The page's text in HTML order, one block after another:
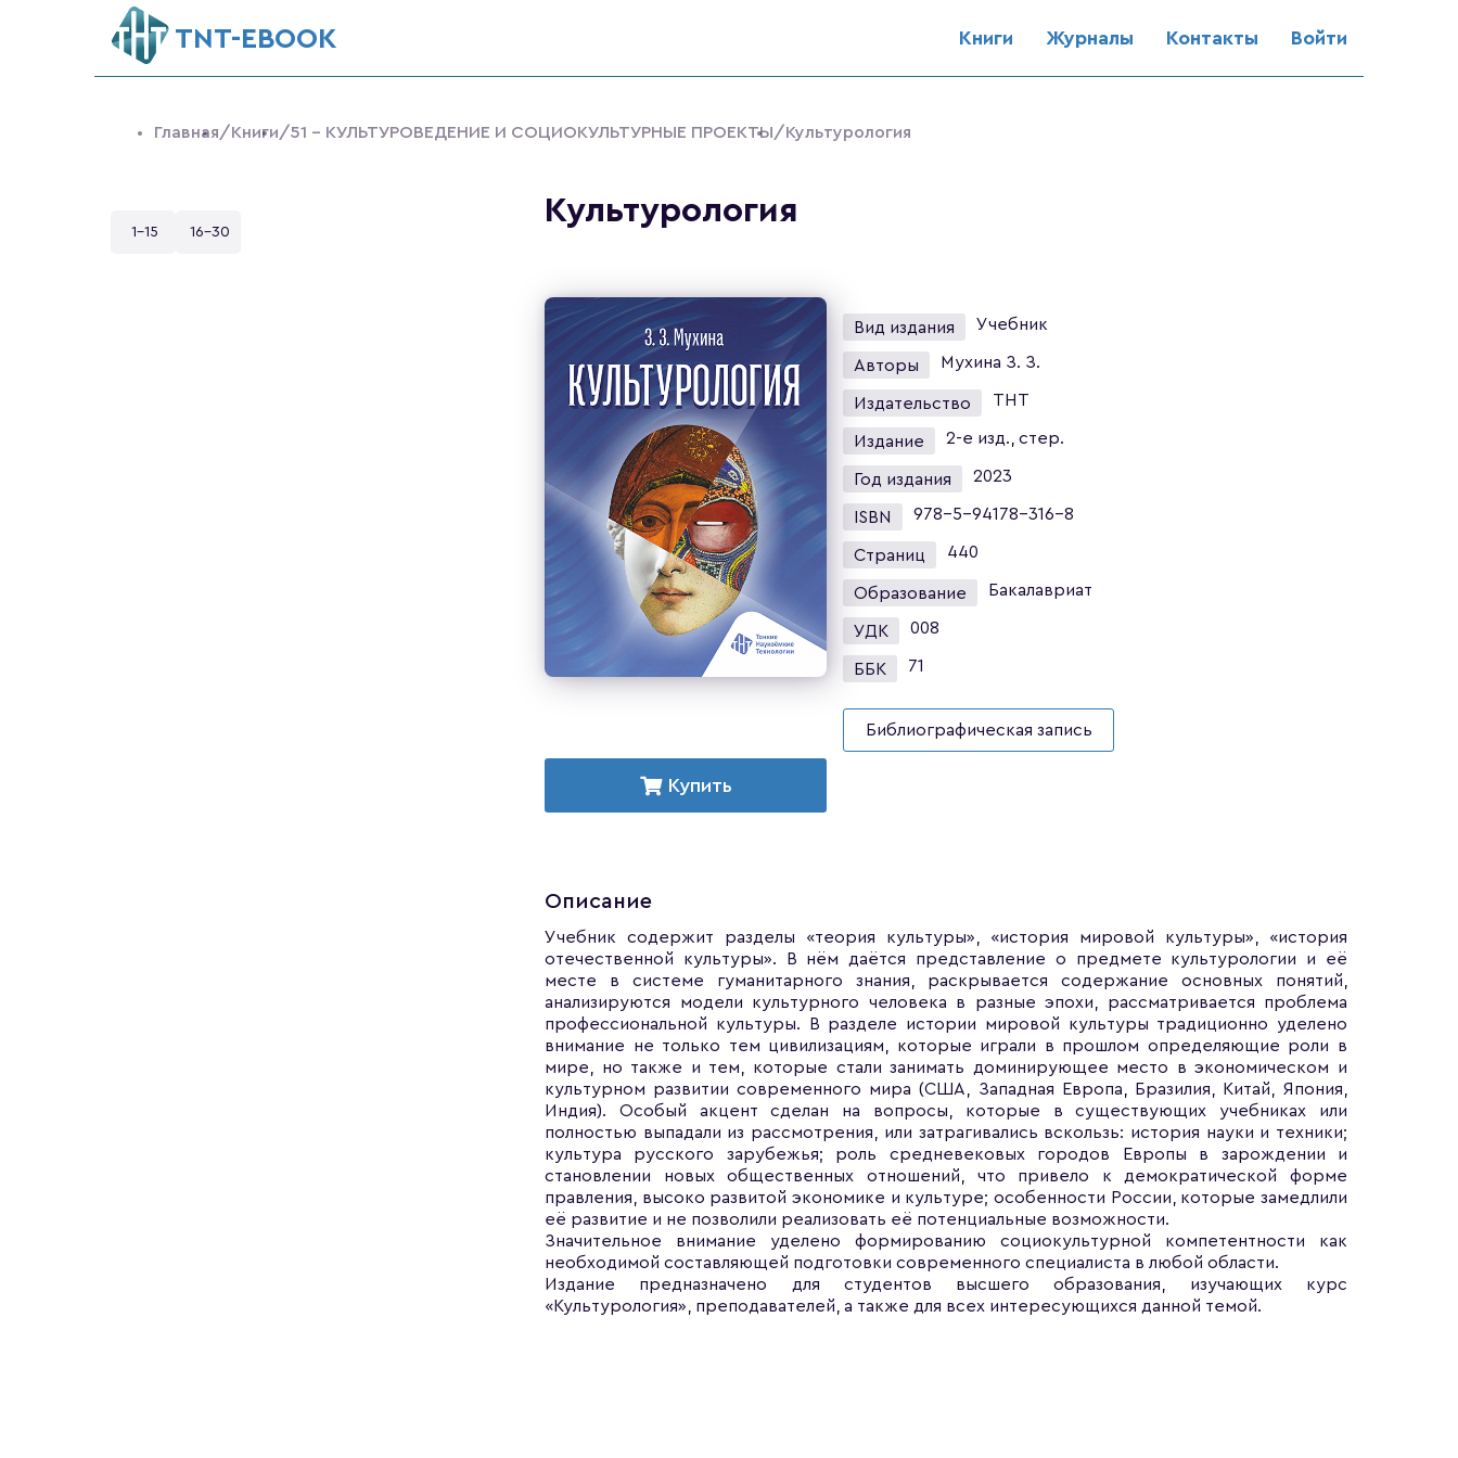
ТNT-EBOOK Книги Журналы Контакты Войти
Главная/Книги/51 - КУЛЬТУРОВЕДЕНИЕ И СОЦИОКУЛЬТУРНЫЕ ПРОЕКТЫ/Культурология
1-15 16-30
Культурология
Купить
Вид издания Учебник
Авторы Мухина З. З.
Издательство ТНТ
Издание 2-е изд., стер.
Год издания 2023
ISBN 978-5-94178-316-8
Страниц 440
Образование Бакалавриат
УДК 008
ББК 71
Библиографическая запись
Описание
Учебник содержит разделы «теория культуры», «история мировой культуры», «история
отечественной культуры». В нём даётся представление о предмете культурологии и её
месте в системе гуманитарного знания, раскрывается содержание основных понятий,
анализируются модели культурного человека в разные эпохи, рассматривается проблема
профессиональной культуры. В разделе истории мировой культуры традиционно уделено
внимание не только тем цивилизациям, которые играли в прошлом определяющие роли в
мире, но также и тем, которые стали занимать доминирующее место в экономическом и
культурном развитии современного мира (США, Западная Европа, Бразилия, Китай, Япония,
Индия). Особый акцент сделан на вопросы, которые в существующих учебниках или
полностью выпадали из рассмотрения, или затрагивались вскользь: история науки и техники;
культура русского зарубежья; роль средневековых городов Европы в зарождении и
становлении новых общественных отношений, что привело к демократической форме
правления, высоко развитой экономике и культуре; особенности России, которые замедлили
её развитие и не позволили реализовать её потенциальные возможности.
Значительное внимание уделено формированию социокультурной компетентности как
необходимой составляющей подготовки современного специалиста в любой области.
Издание предназначено для студентов высшего образования, изучающих курс
«Культурология», преподавателей, а также для всех интересующихся данной темой.